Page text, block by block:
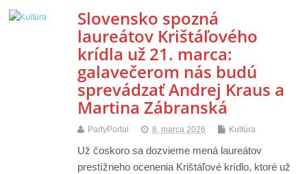
Slovensko spozná
laureátov Krištáľového
krídla už 21. marca:
galavečerom nás budú
sprevádzať Andrej Kraus a
Martina Zábranská
PartyPortal 8. marca 2026 Kultúra
Už čoskoro sa dozvieme mená laureátov
prestížneho ocenenia Krištáľové krídlo, ktoré už